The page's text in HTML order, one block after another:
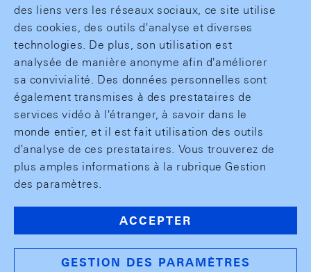
des liens vers les réseaux sociaux, ce site utilise
des cookies, des outils d'analyse et diverses
technologies. De plus, son utilisation est
analysée de manière anonyme afin d'améliorer
sa convivialité. Des données personnelles sont
également transmises à des prestataires de
services vidéo à l'étranger, à savoir dans le
monde entier, et il est fait utilisation des outils
d'analyse de ces prestataires. Vous trouverez de
plus amples informations à la rubrique Gestion
des paramètres.
ACCEPTER
GESTION DES PARAMÈTRES